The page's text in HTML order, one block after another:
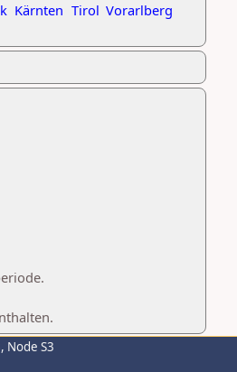
Kärnten Tirol Vorarlberg
Node S3